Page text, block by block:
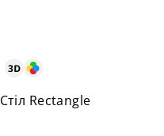
Стіл Rectangle